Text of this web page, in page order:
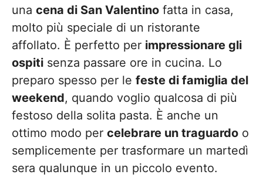
una cena di San Valentino fatta in casa,
molto più speciale di un ristorante
affollato. È perfetto per impressionare gli
ospiti senza passare ore in cucina. Lo
preparo spesso per le feste di famiglia del
weekend, quando voglio qualcosa di più
festoso della solita pasta. È anche un
ottimo modo per celebrare un traguardo o
semplicemente per trasformare un martedì
sera qualunque in un piccolo evento.